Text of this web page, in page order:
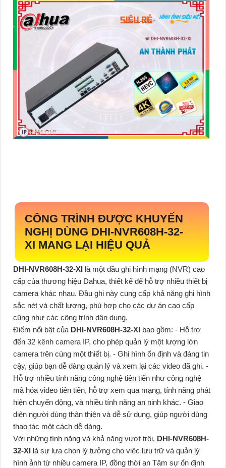
CÔNG TRÌNH ĐƯỢC KHUYẾN
NGHỊ DÙNG DHI-NVR608H-32-
XI MANG LẠI HIỆU QUẢ
DHI-NVR608H-32-XI là một đầu ghi hình mạng (NVR) cao
cấp của thương hiệu Dahua, thiết kế để hỗ trợ nhiều thiết bị
camera khác nhau. Đầu ghi này cung cấp khả năng ghi hình
sắc nét và chất lượng, phù hợp cho các dự án cao cấp
cũng như các công trình dân dụng.
Điểm nổi bật của DHI-NVR608H-32-XI bao gồm: - Hỗ trợ
đến 32 kênh camera IP, cho phép quản lý một lượng lớn
camera trên cùng một thiết bị. - Ghi hình ổn định và đáng tin
cậy, giúp bạn dễ dàng quản lý và xem lại các video đã ghi. -
Hỗ trợ nhiều tính năng công nghệ tiên tiến như công nghệ
mã hóa video tiên tiến, hỗ trợ xem qua mạng, tính năng phát
hiện chuyển động, và nhiều tính năng an ninh khác. - Giao
diện người dùng thân thiện và dễ sử dụng, giúp người dùng
thao tác một cách dễ dàng.
Với những tính năng và khả năng vượt trội, DHI-NVR608H-
32-XI là sự lựa chọn lý tưởng cho việc lưu trữ và quản lý
hình ảnh từ nhiều camera IP, đồng thời an Tâm sự ổn định